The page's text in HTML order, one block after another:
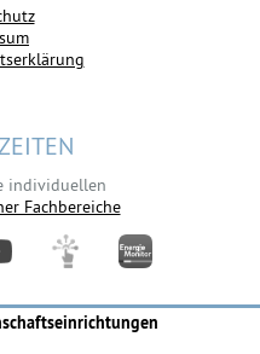
individuellen
Fachbereiche